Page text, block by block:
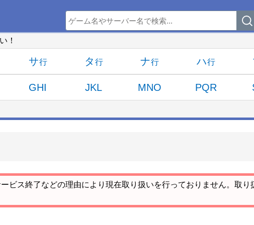
！
サ タ ナ ハ
GHI JKL MNO PQR
ビス終了などの理由により現在取り扱いを行っておりません。取